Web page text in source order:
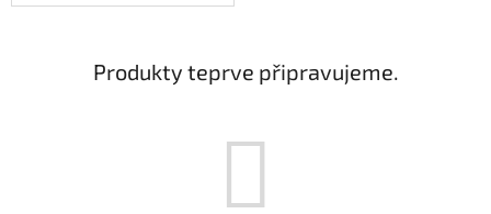
Produkty teprve připravujeme.